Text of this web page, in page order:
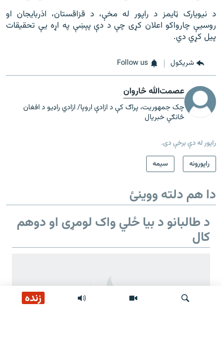
زنده
د نیویارک ټایمز د راپور له مخې، د قزاقستان، اذربایجان او
روسیې چارواکو اعلان کړی چې د دې پېښې په اړه یې تحقیقات
پیل کړي دي.
شريکول Follow us
عصمت‌الله څاروان
چک جمهوریت، پراګ کې د ازادې اروپا/ ازادي راډیو د افغان
څانګې خبریال
راپور له دې برخې دی.
راپورونه
سيمه
دا هم دلته ووینئ
د طالبانو د بیا ځلي واک لومړی او دوهم
کال